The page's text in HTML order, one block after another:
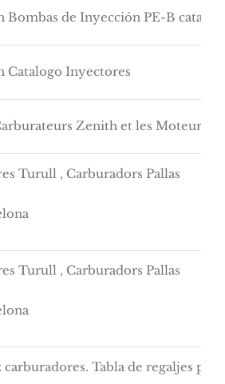
Bombas de Inyección PE-B
Catalogo Inyectores
Zenith et les Moteurs
Turull , Carburadors Pallas
Turull , Carburadors Pallas
carburadores. Tabla de regaljes